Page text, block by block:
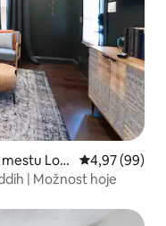
Loui
Povprečna
4,97 (99)
| Možnost hoje